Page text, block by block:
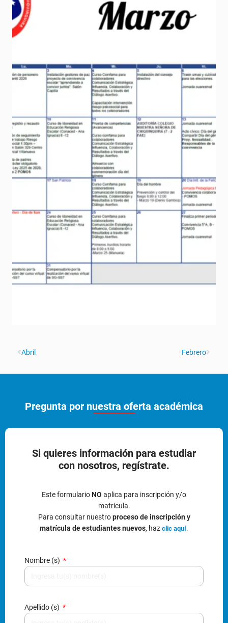
Abril Febrero
Pregunta por nuestra oferta académica
Si quieres información para estudiar
con nosotros, regístrate.
Este formularioNO aplica para inscripción y/o
matrícula.
Para consultar nuestroproceso de inscripción y
matrícula de estudiantes nuevos, haz clic aquí.
Nombre (s)
Apellido (s)